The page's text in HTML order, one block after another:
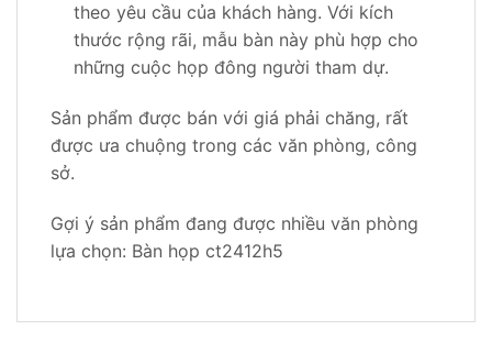
theo yêu cầu của khách hàng. Với kích
thước rộng rãi, mẫu bàn này phù hợp cho
những cuộc họp đông người tham dự.
Sản phẩm được bán với giá phải chăng, rất
được ưa chuộng trong các văn phòng, công
sở.
Gợi ý sản phẩm đang được nhiều văn phòng
lựa chọn: Bàn họp ct2412h5